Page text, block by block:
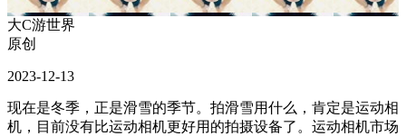
大C游世界
原创
2023-12-13
现在是冬季，正是滑雪的季节。拍滑雪用什么，肯定是运动相
机，目前没有比运动相机更好用的拍摄设备了。运动相机市场